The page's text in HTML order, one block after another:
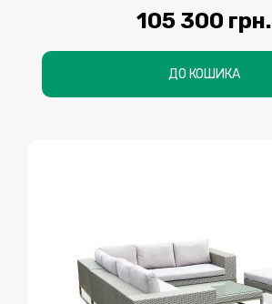
105 300 грн.
ДО КОШИКА